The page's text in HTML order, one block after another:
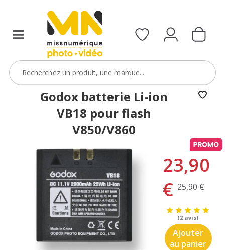
Godox batterie Li-ion
VB18 pour flash
V850/V860
23,90
€ 25,90 €
(2 avis)
Ajouter
au panier